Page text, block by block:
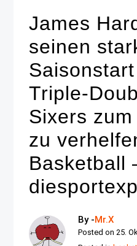
James
seinen
Triple-
Sixers
zu
Basketball
By -Mr.X
Posted on 25.